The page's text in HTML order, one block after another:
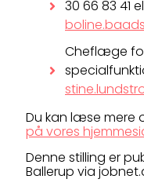
30 66 83 41
Cheflæge
Du kan læse mere
på vores
Denne stilling er
Ballerup via